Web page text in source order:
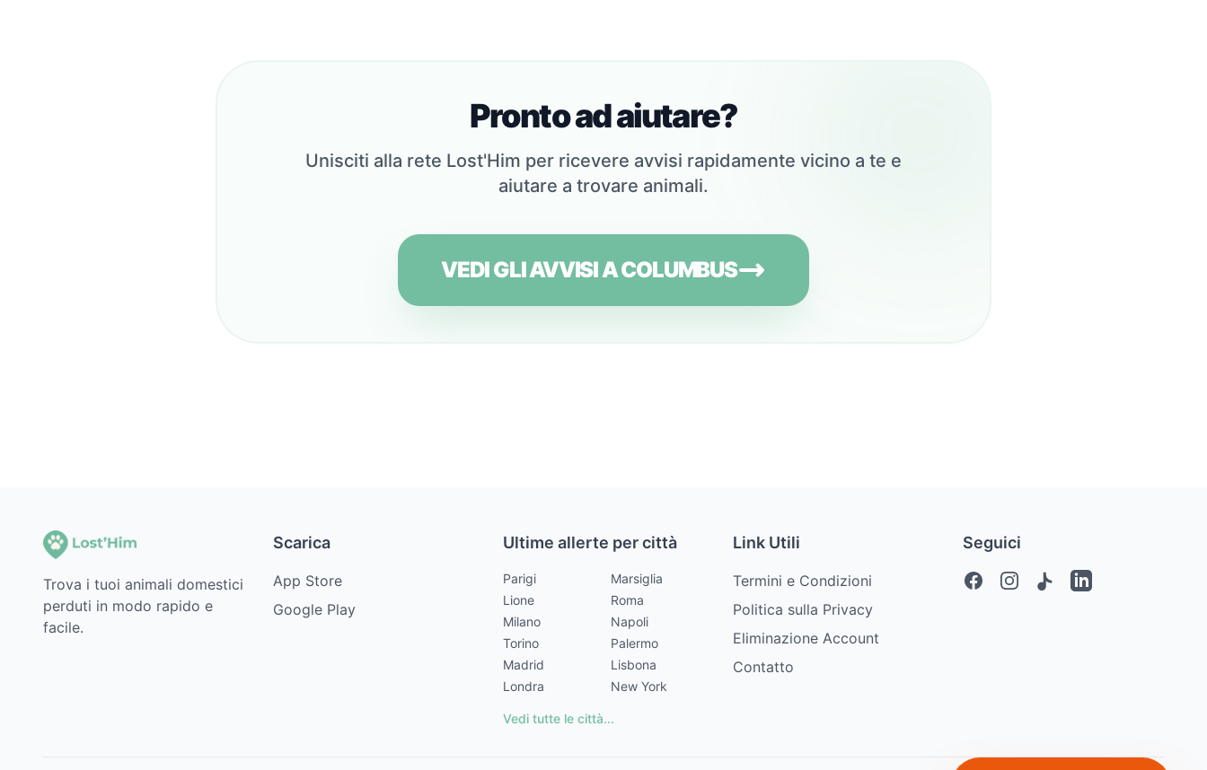
Pronto ad aiutare?
Unisciti alla rete Lost'Him per ricevere avvisi rapidamente vicino a te e
aiutare a trovare animali.
VEDI GLI AVVISI A COLUMBUS
Trova i tuoi animali domestici
perduti in modo rapido e
facile.
Scarica
App Store
Google Play
Ultime allerte per città
Parigi
Marsiglia
Lione
Roma
Milano
Napoli
Torino
Palermo
Madrid
Lisbona
Londra
New York
Vedi tutte le città...
Link Utili
Termini e Condizioni
Politica sulla Privacy
Eliminazione Account
Contatto
Seguici
FacebookInstagramTikTokLinkedIn